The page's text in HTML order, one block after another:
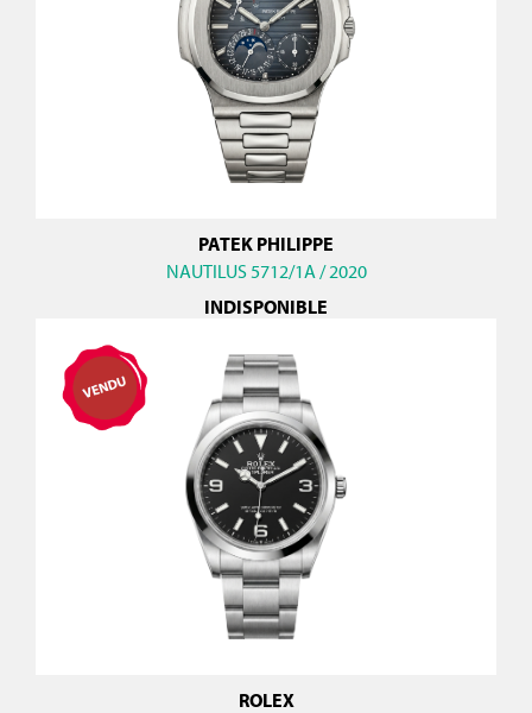
PATEK PHILIPPE
NAUTILUS 5712/1A / 2020
INDISPONIBLE
ROLEX